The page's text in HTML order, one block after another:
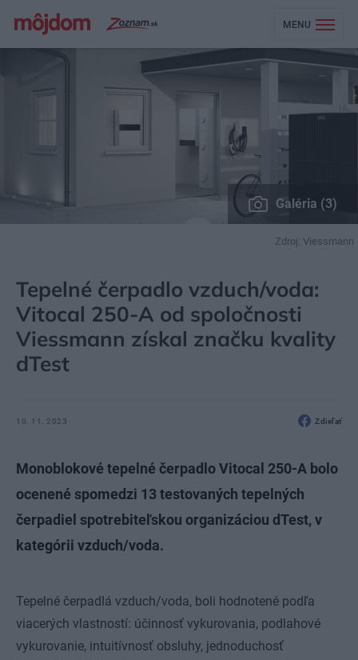
MENU
Galéria (3)
Zdroj: Viessmann
Tepelné čerpadlo vzduch/voda:
Vitocal 250-A od spoločnosti
Viessmann získal značku kvality
dTest
10. 11. 2023 Zdieľať
Monoblokové tepelné čerpadlo Vitocal 250-A bolo
ocenené spomedzi 13 testovaných tepelných
čerpadiel spotrebiteľskou organizáciou dTest, v
kategórii vzduch/voda.
Tepelné čerpadlá vzduch/voda, boli hodnotené podľa
viacerých vlastností: účinnosť vykurovania, podlahové
vykurovanie, intuitívnosť obsluhy, jednoduchosť